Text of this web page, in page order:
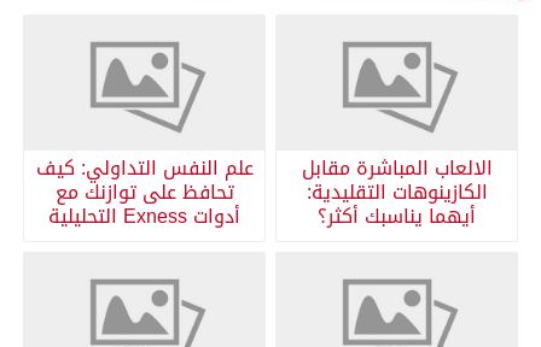
الالعاب المباشرة مقابل
الكازينوهات التقليدية:
أيهما يناسبك أكثر؟
علم النفس التداولي: كيف
تحافظ على توازنك مع
أدوات Exness التحليلية